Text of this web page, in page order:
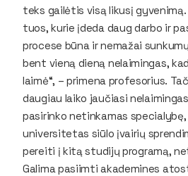
teks gailėtis visą likusį gyvenimą.
tuos, kurie įdeda daug darbo ir
procese būna ir nemažai
bent vieną dieną nelaimingas,
laimė“, – primena profesorius.
daugiau laiko jaučiasi
pasirinko netinkamas
universitetas siūlo įvairių
pereiti į kitą studijų programą,
Galima pasiimti akademines